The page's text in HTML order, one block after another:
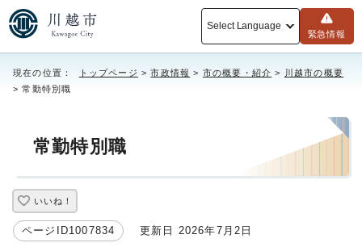
Select Language
緊急情報
現在の位置： トップページ >市政情報 > 市の概要・紹介 >
川越市の概要
> 常勤特別職
常勤特別職
いいね！
ページID1007834 更新日 2026年7月2日